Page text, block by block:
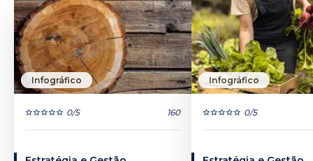
Infográfico
0/5 160
Infográfico
0/5